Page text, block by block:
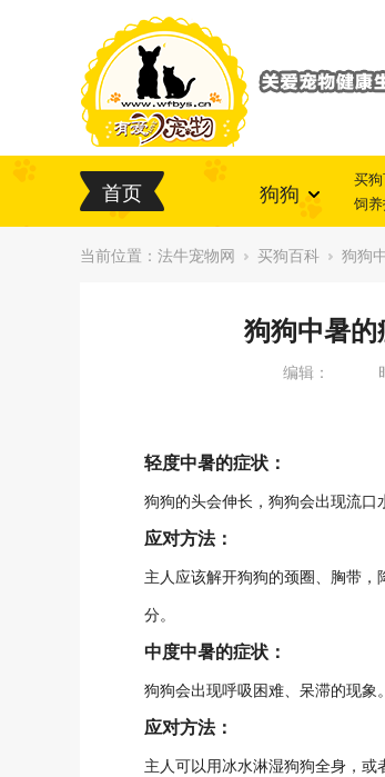
首页 狗狗 买
饲
当前位置： 法牛宠物网 买狗百科 狗狗
狗狗中暑
编辑：
轻度中暑的症状：
狗狗的头会伸长，狗狗会出现流口
应对方法：
主人应该解开狗狗的颈圈、胸带
分。
中度中暑的症状：
狗狗会出现呼吸困难、呆滞的现象。
应对方法：
主人可以用冰水淋湿狗狗全身，或